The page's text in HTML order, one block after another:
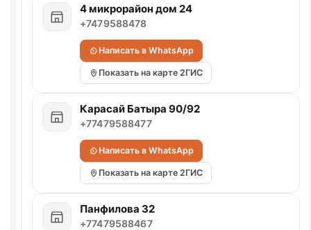
4 микрорайон дом 24
+7479588478
Написать в WhatsApp
Показать на карте 2ГИС
Карасай Батыра 90/92
+77479588477
Написать в WhatsApp
Показать на карте 2ГИС
Панфилова 32
+77479588467